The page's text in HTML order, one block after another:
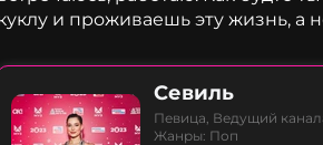
и проживаешь эту жизнь, а
Севиль
Певица, Ведущий
Жанры: Поп